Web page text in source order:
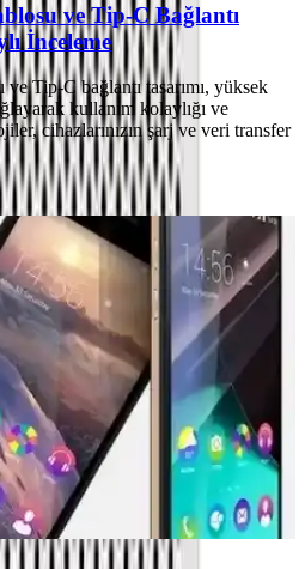
ve Tip-C Bağlantı
İnceleme
ve Tip-C bağlantı tasarımı, yüksek
kullanım kolaylığı ve
cihazlarınızın şarj ve veri transfer